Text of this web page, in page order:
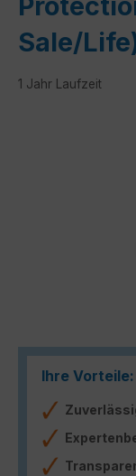
Sale/
1 Jahr Laufzeit
Ihre Vorteile: